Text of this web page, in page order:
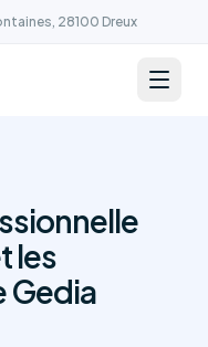
28100 Dreux
les
Gedia